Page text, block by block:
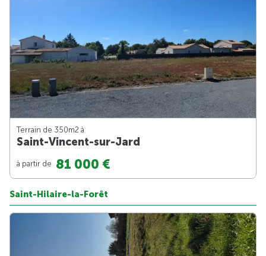
Terrain de 350m2 à
Saint-Vincent-sur-Jard
à partir de 81 000 €
Saint-Hilaire-la-Forêt